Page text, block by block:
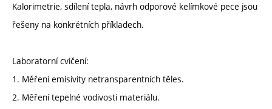
Kalorimetrie, sdílení tepla, návrh odporové kelímkové pece jsou
řešeny na konkrétních příkladech.
Laboratorní cvičení:
1. Měření emisivity netransparentních těles.
2. Měření tepelné vodivosti materiálu.